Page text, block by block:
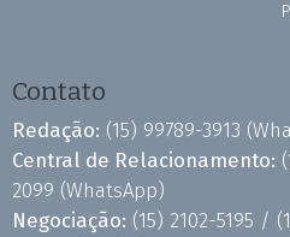
Contato
Redação: (15) 99789-3913
Central de Relacionamento:
2099 (WhatsApp)
Negociação: (15) 2102-5195 /